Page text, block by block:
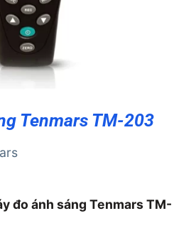
Tenmars TM-203
đo ánh sáng Tenmars TM-